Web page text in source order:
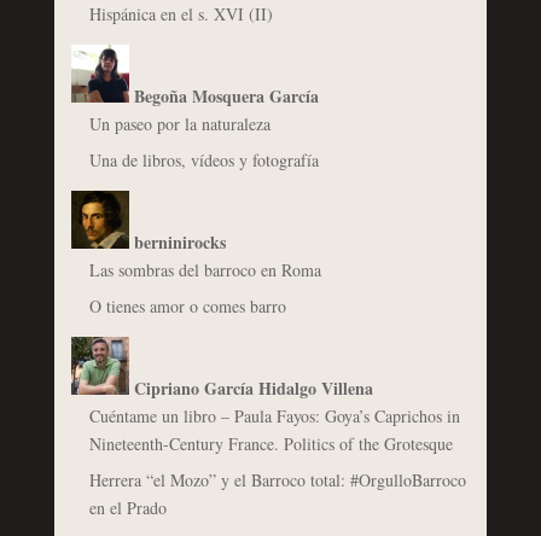
Hispánica en el s. XVI (II)
Begoña Mosquera García
Un paseo por la naturaleza
Una de libros, vídeos y fotografía
berninirocks
Las sombras del barroco en Roma
O tienes amor o comes barro
Cipriano García Hidalgo Villena
Cuéntame un libro – Paula Fayos: Goya’s Caprichos in
Nineteenth-Century France. Politics of the Grotesque
Herrera “el Mozo” y el Barroco total: #OrgulloBarroco
en el Prado